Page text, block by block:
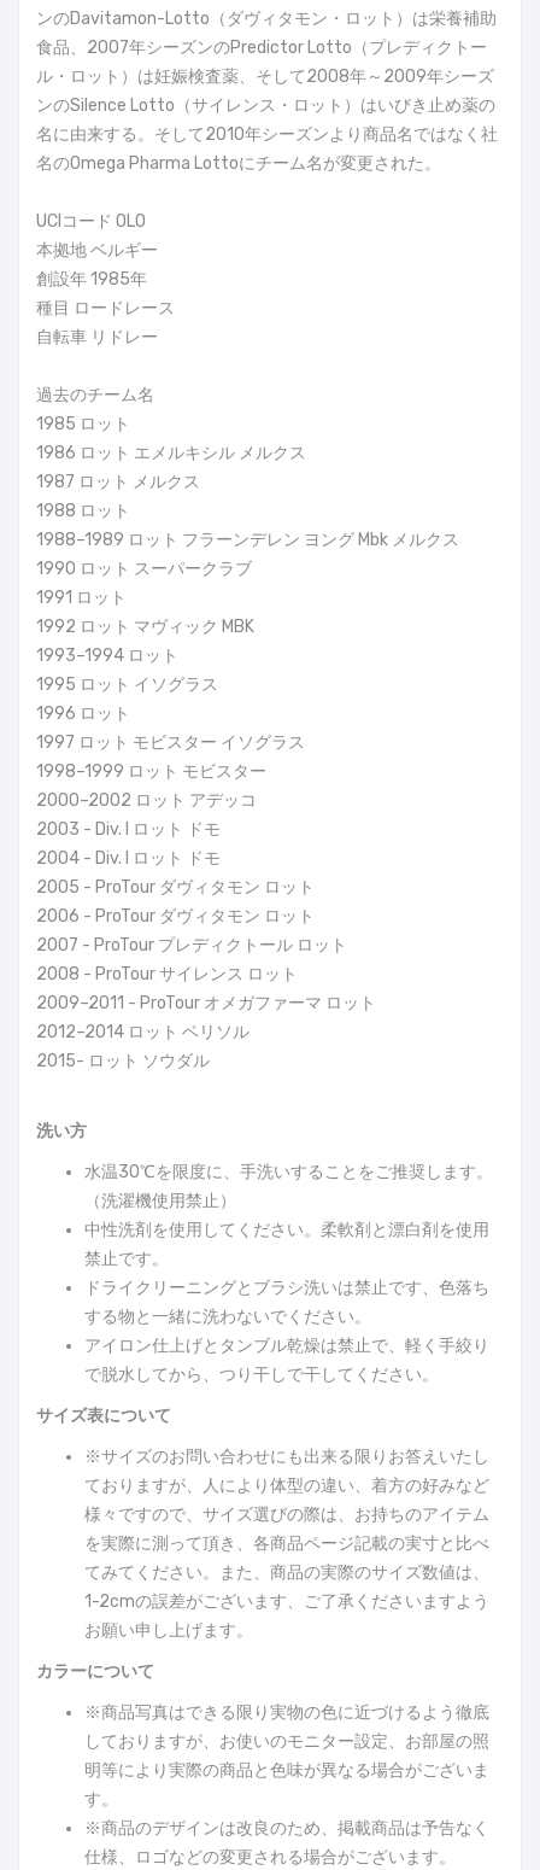
ンのDavitamon-Lotto（ダヴィタモン・ロット）は栄養補助
食品、2007年シーズンのPredictor Lotto（プレディクトー
ル・ロット）は妊娠検査薬、そして2008年～2009年シーズ
ンのSilence Lotto（サイレンス・ロット）はいびき止め薬の
名に由来する。そして2010年シーズンより商品名ではなく社
名のOmega Pharma Lottoにチーム名が変更された。
UCIコード OLO
本拠地 ベルギー
創設年 1985年
種目 ロードレース
自転車 リドレー
過去のチーム名
1985 ロット
1986 ロット エメルキシル メルクス
1987 ロット メルクス
1988 ロット
1988–1989 ロット フラーンデレン ヨング Mbk メルクス
1990 ロット スーパークラブ
1991 ロット
1992 ロット マヴィック MBK
1993–1994 ロット
1995 ロット イソグラス
1996 ロット
1997 ロット モビスター イソグラス
1998–1999 ロット モビスター
2000–2002 ロット アデッコ
2003 - Div. I ロット ドモ
2004 - Div. I ロット ドモ
2005 - ProTour ダヴィタモン ロット
2006 - ProTour ダヴィタモン ロット
2007 - ProTour プレディクトール ロット
2008 - ProTour サイレンス ロット
2009–2011 - ProTour オメガファーマ ロット
2012–2014 ロット ベリソル
2015- ロット ソウダル
洗い方
水温30℃を限度に、手洗いすることをご推奨します。
（洗濯機使用禁止）
中性洗剤を使用してください。柔軟剤と漂白剤を使用
禁止です。
ドライクリーニングとブラシ洗いは禁止です、色落ち
する物と一緒に洗わないでください。
アイロン仕上げとタンブル乾燥は禁止で、軽く手絞り
で脱水してから、つり干しで干してください。
サイズ表について
※サイズのお問い合わせにも出来る限りお答えいたし
ておりますが、人により体型の違い、着方の好みなど
様々ですので、サイズ選びの際は、お持ちのアイテム
を実際に測って頂き、各商品ページ記載の実寸と比べ
てみてください。また、商品の実際のサイズ数値は、
1-2cmの誤差がございます、ご了承くださいますよう
お願い申し上げます。
カラーについて
※商品写真はできる限り実物の色に近づけるよう徹底
しておりますが、お使いのモニター設定、お部屋の照
明等により実際の商品と色味が異なる場合がございま
す。
※商品のデザインは改良のため、掲載商品は予告なく
仕様、ロゴなどの変更される場合がございます。